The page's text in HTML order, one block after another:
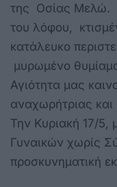
της Οσίας Μελώ.
του λόφου,
κατάλευκο
μυρωμένο
Αγιότητα μας
αναχωρήτριας
Την Κυριακή 17/5,
Γυναικών χωρίς
προσκυνηματική